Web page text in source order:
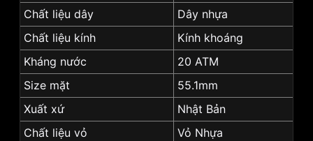
Chất liệu dây
Dây nhựa
Chất liệu kính
Kính khoáng
Kháng nước
20 ATM
Size mặt
55.1mm
Xuất xứ
Nhật Bản
Chất liệu vỏ
Vỏ Nhựa